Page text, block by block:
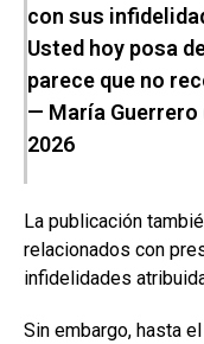
con sus
Usted hoy posa
parece que no
— María Guerrero
2026
La publicación
relacionados con
infidelidades
Sin embargo, hasta